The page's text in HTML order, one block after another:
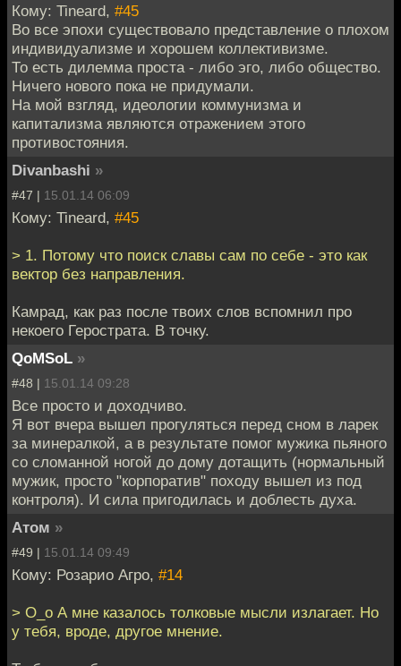
Кому: Tineard, #45
Во все эпохи существовало представление о плохом
индивидуализме и хорошем коллективизме.
То есть дилемма проста - либо эго, либо общество.
Ничего нового пока не придумали.
На мой взгляд, идеологии коммунизма и
капитализма являются отражением этого
противостояния.
Divanbashi »
#47 | 15.01.14 06:09
Кому: Tineard, #45
> 1. Потому что поиск славы сам по себе - это как
вектор без направления.
Камрад, как раз после твоих слов вспомнил про
некоего Герострата. В точку.
QoMSoL »
#48 | 15.01.14 09:28
Все просто и доходчиво.
Я вот вчера вышел прогуляться перед сном в ларек
за минералкой, а в результате помог мужика пьяного
со сломанной ногой до дому дотащить (нормальный
мужик, просто "корпоратив" походу вышел из под
контроля). И сила пригодилась и доблесть духа.
Атом »
#49 | 15.01.14 09:49
Кому: Розарио Агро, #14
> O_o А мне казалось толковые мысли излагает. Но
у тебя, вроде, другое мнение.